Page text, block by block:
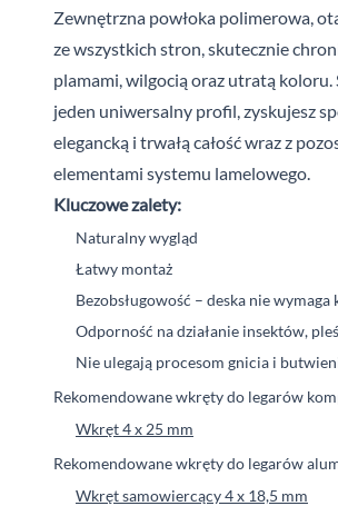
Zewnętrzna powłoka polimerowa,
ze wszystkich stron, skutecznie
plamami, wilgocią oraz utratą koloru.
jeden uniwersalny profil, zyskujesz
elegancką i trwałą całość wraz z
elementami systemu lamelowego.
Kluczowe zalety:
Naturalny wygląd
Łatwy montaż
Bezobsługowość – deska nie
Odporność na działanie insektów,
Nie ulegają procesom gnicia i
Rekomendowane wkręty do legarów
Wkręt 4 x 25 mm
Rekomendowane wkręty do legarów
Wkręt samowiercący 4 x 18,5 mm